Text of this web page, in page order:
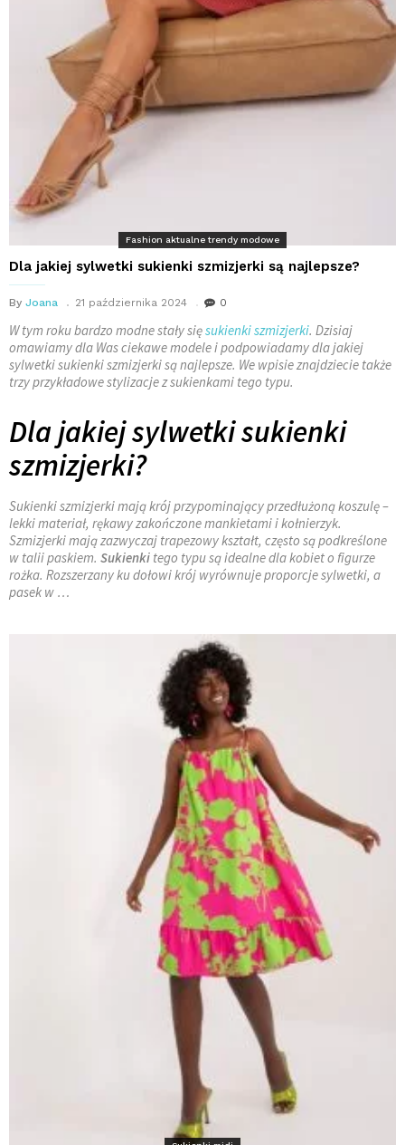
Fashion aktualne trendy modowe
Dla jakiej sylwetki sukienki szmizjerki są najlepsze?
By Joana 21 października 2024 0
W tym roku bardzo modne stały sięsukienki szmizjerki. Dzisiaj
omawiamy dla Was ciekawe modele i podpowiadamy dla jakiej
sylwetki sukienki szmizjerki są najlepsze. We wpisie znajdziecie także
trzy przykładowe stylizacje z sukienkami tego typu.
Dla jakiej sylwetki sukienki
szmizjerki?
Sukienki szmizjerki mają krój przypominający przedłużoną koszulę –
lekki materiał, rękawy zakończone mankietami i kołnierzyk.
Szmizjerki mają zazwyczaj trapezowy kształt, często są podkreślone
w talii paskiem. Sukienki tego typu są idealne dla kobiet o figurze
rożka. Rozszerzany ku dołowi krój wyrównuje proporcje sylwetki, a
pasek w …